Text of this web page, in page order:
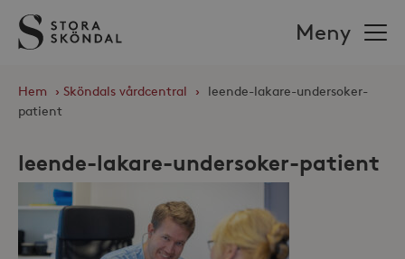
Stora
Sköndal
Meny
Hem › Sköndals vårdcentral ›
leende-lakare-undersoker-
patient
leende-lakare-undersoker-patient